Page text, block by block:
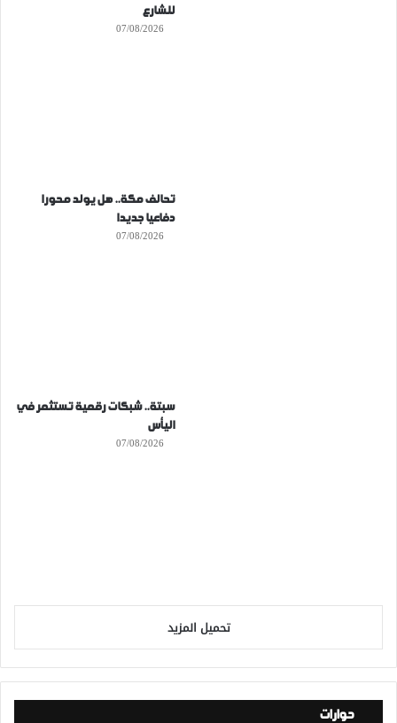
للشارع
07/08/2026
تحالف مكة.. هل يولد محورا
دفاعيا جديدا
07/08/2026
سبتة.. شبكات رقمية تستثمر في
اليأس
07/08/2026
تحميل المزيد
حوارات